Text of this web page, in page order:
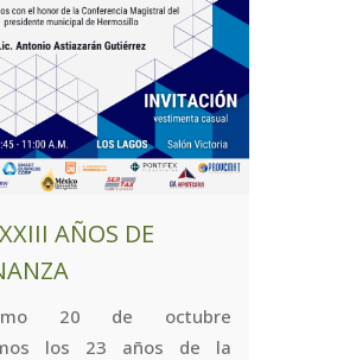
AÑOS DE
20 de octubre
los 23 años de la